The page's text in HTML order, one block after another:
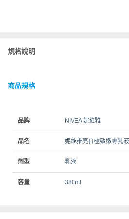
規格說明
商品規格
品牌 NIVEA 妮維雅
品名 妮維雅亮白極致嫩膚乳液
劑型 乳液
容量 380ml